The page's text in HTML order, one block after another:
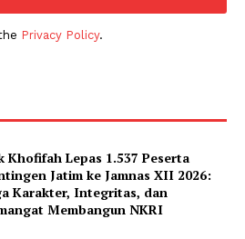
Privacy Policy.
Khofifah Lepas 1.537 Peserta
Jatim ke Jamnas XII 2026:
Karakter, Integritas, dan
Membangun NKRI